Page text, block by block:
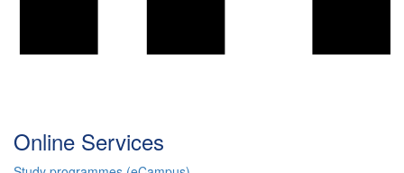
Online Services